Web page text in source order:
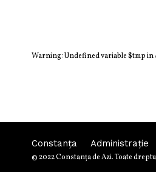
Warning: Undefined variable $tmp in
Constanța Administraţie
© 2022 Constanţa de Azi. Toate